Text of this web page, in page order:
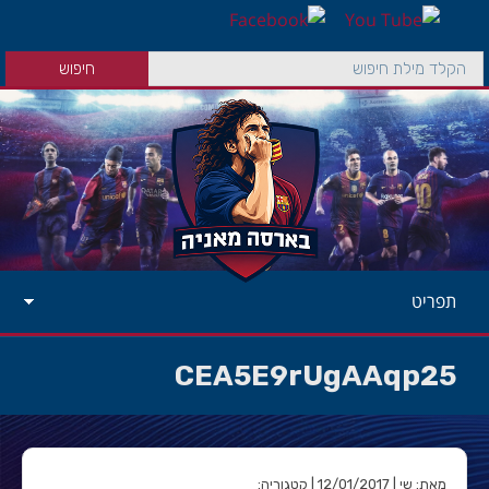
תפריט
CEA5E9rUgAAqp25
מאת: שי | 12/01/2017 | קטגוריה: